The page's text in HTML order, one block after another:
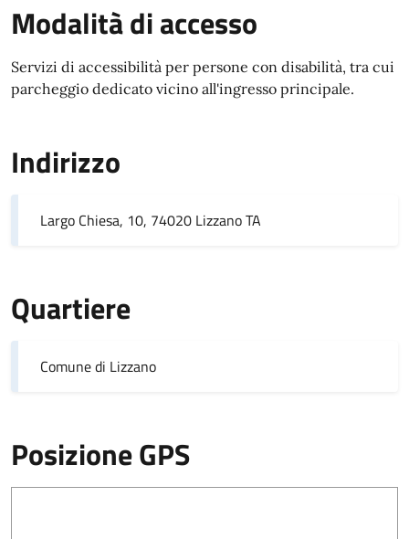
Modalità di accesso
Servizi di accessibilità per persone con disabilità, tra cui
parcheggio dedicato vicino all'ingresso principale.
Indirizzo
Largo Chiesa, 10, 74020 Lizzano TA
Quartiere
Comune di Lizzano
Posizione GPS